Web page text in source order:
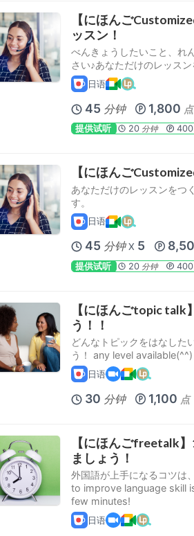
【にほんご
ッスン！
べんきょうしたいこと、れ
さい♪あなただけのレッス
日语
45 分钟 1,800 点
提供试听 20 分钟 400
【にほんご
あなただけのレッスンをつ
す。
日语
45 分钟 X 5
提供试听 20 分钟 400
【にほんごtopic
う！！
どんなトピックをはなした
う！ any level available(^^)
日语
30 分钟 1,100 点
【にほんごfreetalk
ましょう！
外国語が上手になるコツは
to improve language skill
few minutes!
日语